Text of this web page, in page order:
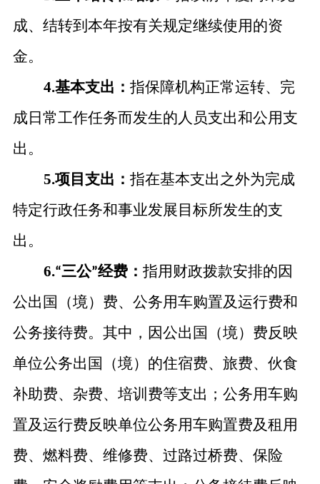
成、结转到本年按有关规定继续使用的资
金。
4.基本支出： 指保障机构正常运转、完
成日常工作任务而发生的人员支出和公用支
出。
5.项目支出： 指在基本支出之外为完成
特定行政任务和事业发展目标所发生的支
出。
6.“三公”经费： 指用财政拨款安排的因
公出国（境）费、公务用车购置及运行费和
公务接待费。其中，因公出国（境）费反映
单位公务出国（境）的住宿费、旅费、伙食
补助费、杂费、培训费等支出；公务用车购
置及运行费反映单位公务用车购置费及租用
费、燃料费、维修费、过路过桥费、保险